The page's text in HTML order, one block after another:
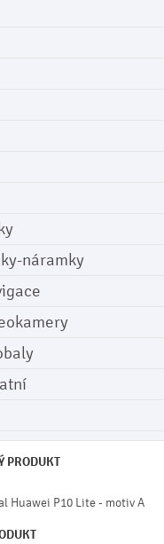
náramky
PRODUKT
Huawei P10 Lite - motiv A